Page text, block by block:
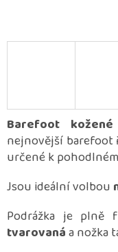
Barefoot
nejnovější barefoot
určené k
Jsou ideální volbou
Podrážka je plně
tvarovanáa nožka